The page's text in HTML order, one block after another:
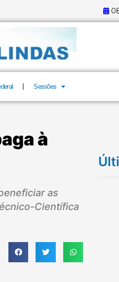
Sessões
à
as
Científica